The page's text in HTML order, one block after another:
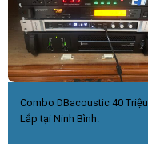
Combo DBacoustic 40 Triệu
Lắp tại Ninh Bình.